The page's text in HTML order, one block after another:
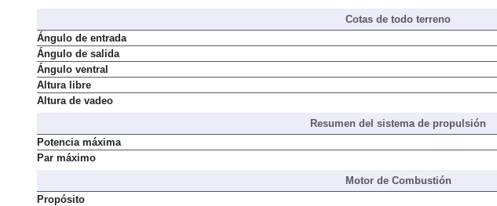
Cotas de todo terreno
Ángulo de entrada
Ángulo de salida
Ángulo ventral
Altura libre
Altura de vadeo
Resumen del sistema de propulsión
Potencia máxima
Par máximo
Motor de Combustión
Propósito